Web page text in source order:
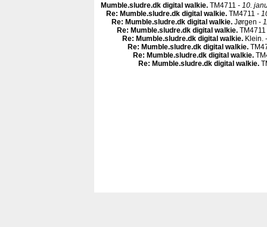
Mumble.sludre.dk digital walkie. TM4711 - 10.
Re: Mumble.sludre.dk digital walkie. TM4711 -
Re: Mumble.sludre.dk digital walkie. Jørgen -
Re: Mumble.sludre.dk digital walkie.
Re: Mumble.sludre.dk digital walkie. Klein.
Re: Mumble.sludre.dk digital walkie.
Re: Mumble.sludre.dk digital walkie.
Re: Mumble.sludre.dk digital walkie.